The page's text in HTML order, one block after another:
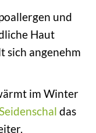
und
Haut
sich angenehm
im Winter
das